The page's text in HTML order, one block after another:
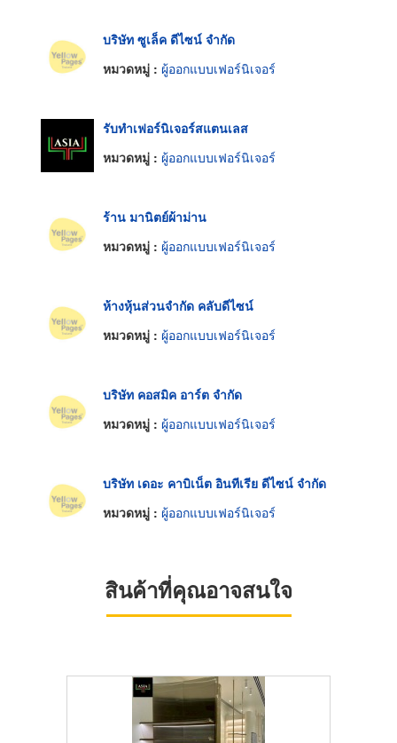
บริษัท ซูเล็ค ดีไซน์ จำกัด
หมวดหมู่ : ผู้ออกแบบเฟอร์นิเจอร์
รับทําเฟอร์นิเจอร์สแตนเลส
หมวดหมู่ : ผู้ออกแบบเฟอร์นิเจอร์
ร้าน มานิตย์ผ้าม่าน
หมวดหมู่ : ผู้ออกแบบเฟอร์นิเจอร์
ห้างหุ้นส่วนจำกัด คลับดีไซน์
หมวดหมู่ : ผู้ออกแบบเฟอร์นิเจอร์
บริษัท คอสมิค อาร์ต จำกัด
หมวดหมู่ : ผู้ออกแบบเฟอร์นิเจอร์
บริษัท เดอะ คาบิเน็ต อินทีเรีย ดีไซน์ จำกัด
หมวดหมู่ : ผู้ออกแบบเฟอร์นิเจอร์
สินค้าที่คุณอาจสนใจ